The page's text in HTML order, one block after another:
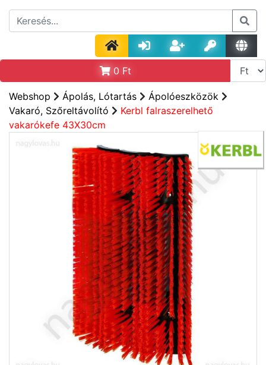
0 Ft
Webshop Ápolás, Lótartás
Ápolóeszközök
Vakaró, Szőreltávolító
Kerbl falraszerelhető
vakarókefe 43X30cm